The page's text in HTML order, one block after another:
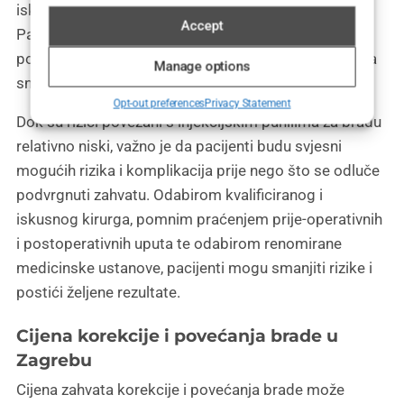
Accept
Manage options
Opt-out preferencesPrivacy Statement
iskustva u zahvatima korekcije i povećanja brade.
Pacijenti bi trebali odvojiti vrijeme za istraživanje
potencijalnih kirurga i klinika te odabrati onu koja ima
snažnu evidenciju uspjeha i zadovoljstva pacijenata.
Dok su rizici povezani s injekcijskim punilima za bradu
relativno niski, važno je da pacijenti budu svjesni
mogućih rizika i komplikacija prije nego što se odluče
podvrgnuti zahvatu. Odabirom kvalificiranog i
iskusnog kirurga, pomnim praćenjem prije-operativnih
i postoperativnih uputa te odabirom renomirane
medicinske ustanove, pacijenti mogu smanjiti rizike i
postići željene rezultate.
Cijena korekcije i povećanja brade u
Zagrebu
Cijena zahvata korekcije i povećanja brade može